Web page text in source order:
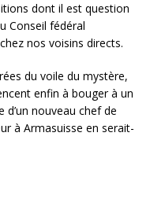
dont il est question
Conseil fédéral
nos voisins directs.
du voile du mystère,
enfin à bouger à un
d’un nouveau chef de
à Armasuisse en serait-